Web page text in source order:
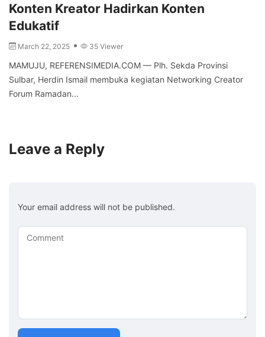
Konten Kreator Hadirkan Konten
Edukatif
March 22, 2025 35 Viewer
MAMUJU, REFERENSIMEDIA.COM — Plh. Sekda Provinsi
Sulbar, Herdin Ismail membuka kegiatan Networking Creator
Forum Ramadan...
Leave a Reply
Your email address will not be published.
Comment